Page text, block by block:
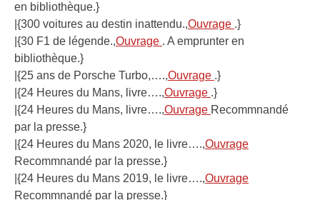
en bibliothèque.}
|{300 voitures au destin inattendu.,Ouvrage .}
|{30 F1 de légende.,Ouvrage . A emprunter en
bibliothèque.}
|{25 ans de Porsche Turbo,….,Ouvrage .}
|{24 Heures du Mans, livre….,Ouvrage .}
|{24 Heures du Mans, livre….,Ouvrage Recommnandé
par la presse.}
|{24 Heures du Mans 2020, le livre….,Ouvrage
Recommnandé par la presse.}
|{24 Heures du Mans 2019, le livre….,Ouvrage
Recommnandé par la presse.}